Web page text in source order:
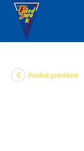
Skip
content
Produit précédent